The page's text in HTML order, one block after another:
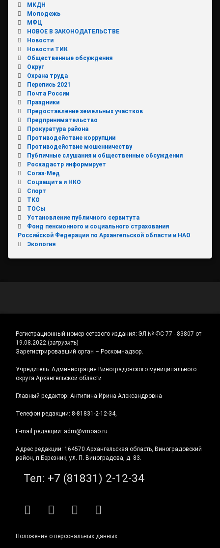
МКДН
Молодежь
МФЦ
НОВОЕ В ЗАКОНОДАТЕЛЬСТВЕ
Новости
Новости ТИК
Общественные обсуждения
Округ
Охрана труда
Перепись 2021
Почта России
Праздники
Предоставление земельных участков
Предпринимательство
Прокуратура района
Противодействие коррупции
Противодействие мошенничеству
Публичные слушания и общественные обсуждения
Роскадастр информирует
Согаз-Мед
Соцзащита и НКО
Спорт
ТКО
ТОСы
Установление публичного сервитута
Фонд пенсионного и социального страхования
Российской Федерации по Архангельской области и НАО
Экология
Регистрационный номер сетевого издания: ЭЛ № ФС 77 - 83807 от
19.08.2022.(загрузить)
Зарегистрировавший орган – Роскомнадзор.
Учредитель: Администрация Виноградовского муниципального
округа Архангельской области
Главный редактор: Антипина Ирина Александровна
Телефон редакции: 8-81831-2-12-34,
E-mail редакции: adm@vmoao.ru
Адрес редакции: 164570 Архангельская область, Виноградовский
район, п.Березник, ул. П. Виноградова, д. 83.
Тел: +7 (81831) 2-12-34
RSS E-mailВКонтакте
Telegram
Положения о персональных данных